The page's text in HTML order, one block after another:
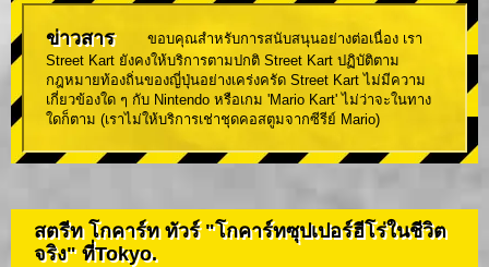
ข่าวสาร
ขอบคุณสำหรับการสนับสนุนอย่างต่อเนื่อง เรา
Street Kart ยังคงให้บริการตามปกติ Street Kart ปฏิบัติตาม
กฎหมายท้องถิ่นของญี่ปุ่นอย่างเคร่งครัด Street Kart ไม่มีความ
เกี่ยวข้องใด ๆ กับ Nintendo หรือเกม 'Mario Kart' ไม่ว่าจะในทาง
ใดก็ตาม (เราไม่ให้บริการเช่าชุดคอสตูมจากซีรีย์ Mario)
สตรีท โกคาร์ท ทัวร์ "โกคาร์ทซุปเปอร์ฮีโร่ในชีวิต
จริง" ที่Tokyo.